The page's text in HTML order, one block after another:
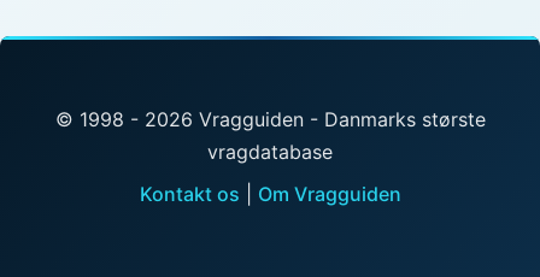
© 1998 - 2026 Vragguiden - Danmarks største
vragdatabase
Kontakt os
Om Vragguiden